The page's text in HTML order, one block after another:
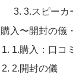
3.スピーカ
購入〜開封の儀
1.購入：口コ
2.開封の儀